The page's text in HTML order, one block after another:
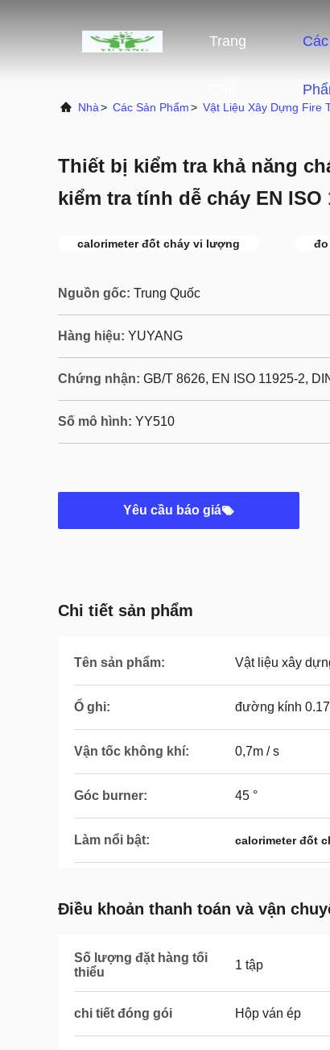
Trang
Nhà> Các Sản Phẩm> Vật Liệu Xây Dựng Fire
Thiết bị kiểm tra khả năng
kiểm tra tính dễ cháy EN ISO
calorimeter đốt cháy vi lượng
Nguồn gốc: Trung Quốc
Hàng hiệu: YUYANG
Chứng nhận: GB/T 8626, EN ISO 11925-2,
Số mô hình: YY510
Yêu cầu báo giá
Chi tiết sản phẩm
Tên sản phẩm: Vật liệu xây
Ổ ghi: đường kính
Vận tốc không khí: 0,7m / s
Góc burner: 45 °
Làm nổi bật: calorimeter đốt
Điều khoản thanh toán và vận
Số lượng đặt hàng tối
thiểu
1 tập
chi tiết đóng gói Hộp ván ép